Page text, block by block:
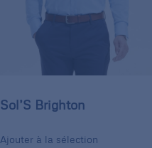
Sol’S Brighton
Ajouter à la sélection